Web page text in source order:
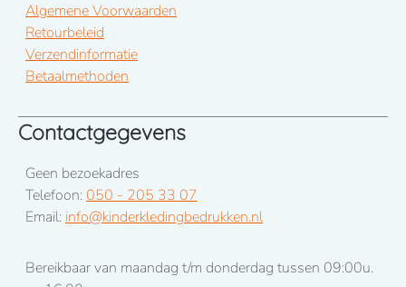
Algemene Voorwaarden
Retourbeleid
Verzendinformatie
Betaalmethoden
Contactgegevens
Geen bezoekadres
Telefoon: 050 - 205 33 07
Email: info@kinderkledingbedrukken.nl
Bereikbaar van maandag t/m donderdag tussen 09:00u.